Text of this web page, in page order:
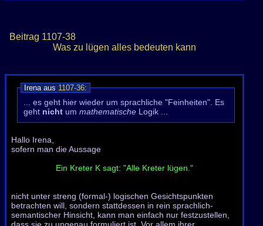
Beitrag 1107-38
Was zu lügen alles bedeuten kann
Irena aus 1107-36:
... es geht hier wieder um sprachliche "Feinheiten". Es
geht nicht um mathematische Logik ...
Hallo Irena,
sofern man die Aussage
Ein Kreter K sagt: "Alle Kreter lügen."
nicht unter streng (formal-) logischen Gesichtspunkten
betrachten will, sondern stattdessen in rein sprachlich-
semantischer Hinsicht, kann man einfach nur festzustellen,